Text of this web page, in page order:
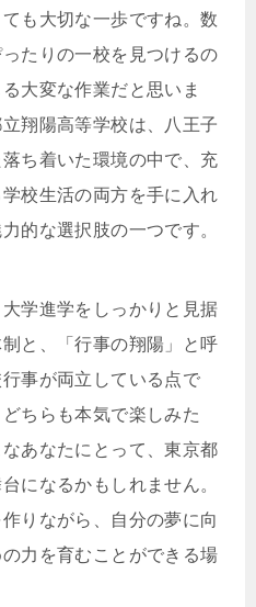
も大切な一歩ですね。数
たりの一校を見つけるの
大変な作業だと思いま
翔陽高等学校は、八王子
ち着いた環境の中で、充
校生活の両方を手に入れ
的な選択肢の一つです。
学進学をしっかりと見据
と、「行事の翔陽」と呼
事が両立している点で
ちらも本気で楽しみた
あなたにとって、東京都
になるかもしれません。
りながら、自分の夢に向
力を育むことができる場